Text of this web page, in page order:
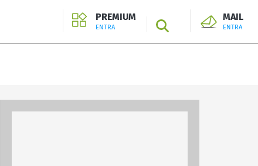
PREMIUM
ENTRA SEARCH
MAIL
ENTRA